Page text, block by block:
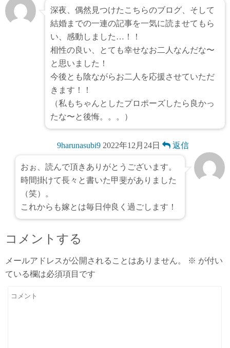
深夜、偶然見つけたこちらのブログ、そして
結婚までの一連の記事を一気に読ませてもら
い、感動しました…！！
相性の良い、とても幸せなお二人なんだな〜
と思いました！
今後とも陰ながらお二人を応援させていただ
きます！！
（私もちゃんとしたプロポーズしたら良かっ
たな〜と後悔。。。）
9harunasubi9 2022年12月24日 返信
おぉ、読んで頂きありがとうございます。
時間掛けて長々と書いた甲斐がありました
（笑）。
これからも嫁とは毎日仲良く過ごします！
コメントする
メールアドレスが公開されることはありません。 ※ が付い
ている欄は必須項目です